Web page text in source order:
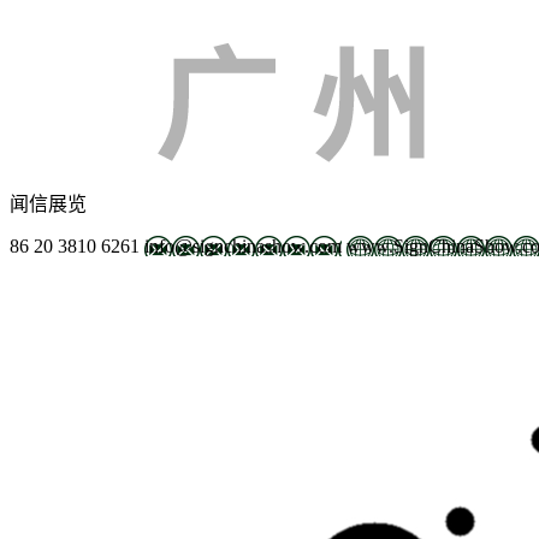
闻信展览
86 20 3810 6261 info@signchinashow.com